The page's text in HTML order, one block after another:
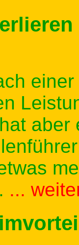
aber
...